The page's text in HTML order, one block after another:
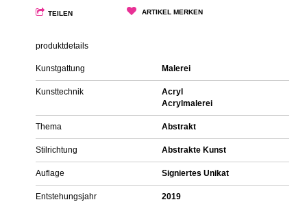
TEILEN ARTIKEL MERKEN
produktdetails
Kunstgattung Malerei
Kunsttechnik
Acryl
Acrylmalerei
Thema Abstrakt
Stilrichtung Abstrakte Kunst
Auflage Signiertes Unikat
Entstehungsjahr 2019